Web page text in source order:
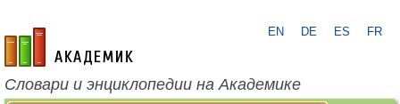
academic.ru
EN DE ES FR
Словари и энциклопедии на Академике